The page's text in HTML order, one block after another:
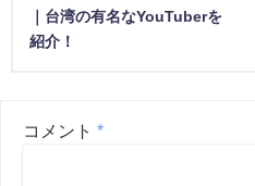
｜台湾の有名なYouTuberを
紹介！
コメント *